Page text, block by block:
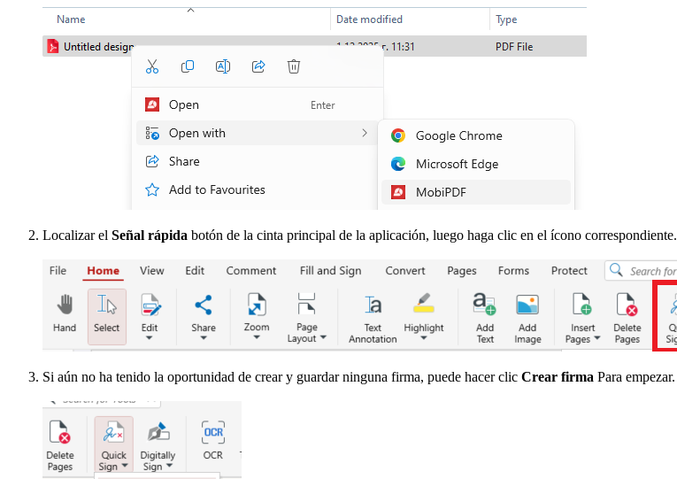
Localizar el Señal rápida botón de la cinta principal de la aplicación, luego haga clic en el ícono correspondiente.
Si aún no ha tenido la oportunidad de crear y guardar ninguna firma, puede hacer clic Crear firma Para empezar.